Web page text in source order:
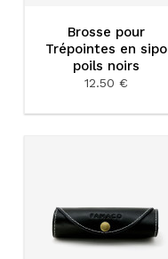
Brosse pour
Trépointes en sipo
poils noirs
12.50 €